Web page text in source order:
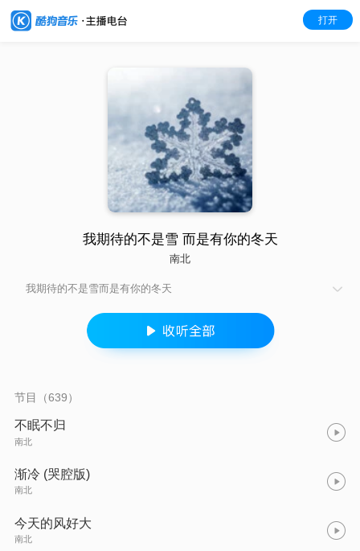
打开
我期待的不是雪 而是有你的冬天
南北
我期待的不是雪而是有你的冬天
节目（639）
不眠不归
南北
渐冷 (哭腔版)
南北
今天的风好大
南北